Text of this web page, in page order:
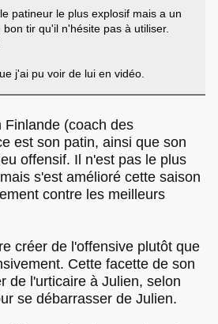
patineur le plus explosif mais a un
tir qu'il n'hésite pas à utiliser.
j'ai pu voir de lui en vidéo.
Finlande (coach des
est son patin, ainsi que son
offensif. Il n'est pas le plus
s'est amélioré cette saison
contre les meilleurs
créer de l'offensive plutôt que
Cette facette de son
de l'urticaire à Julien, selon
se débarrasser de Julien.